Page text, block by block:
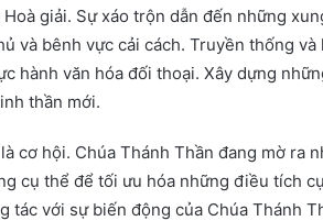
giải. Sự xáo trộn dẫn đến những
và bênh vực cải cách. Truyền thống
hành văn hóa đối thoại. Xây dựng
thần mới.
cơ hội. Chúa Thánh Thần đang mờ ra
cụ thể để tối ưu hóa những điều tích
tác với sự biến động của Chúa Thánh